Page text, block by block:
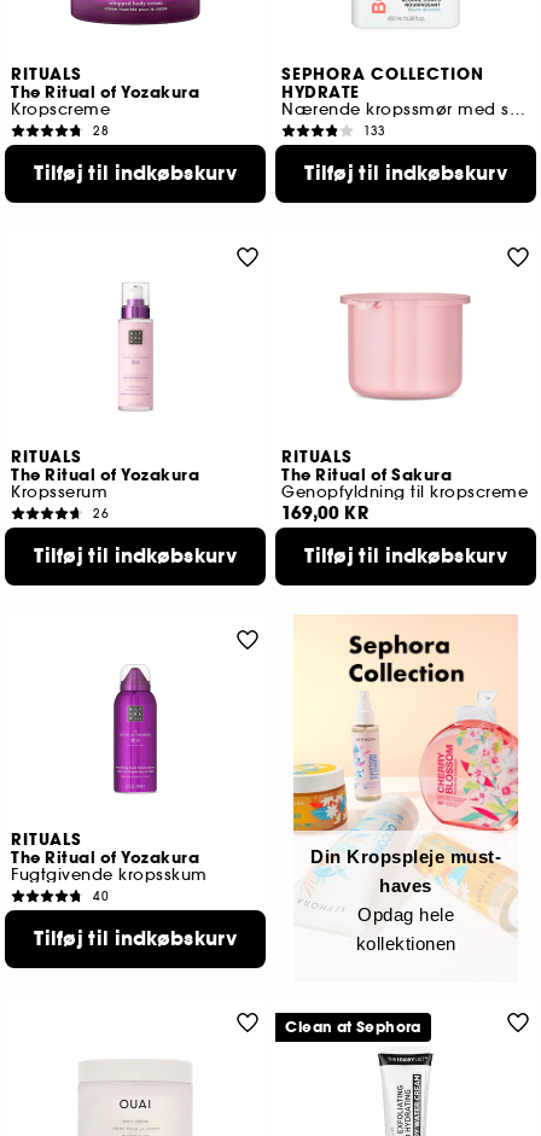
RITUALS
The Ritual of Yozakura
Kropscreme
28
Tilføj til indkøbskurv
SEPHORA COLLECTION
HYDRATE
Nærende kropssmør med sheasmør
133
Tilføj til indkøbskurv
RITUALS
The Ritual of Yozakura
Kropsserum
26
Tilføj til indkøbskurv
RITUALS
The Ritual of Sakura
Genopfyldning til kropscreme
169,00 KR
Tilføj til indkøbskurv
RITUALS
The Ritual of Yozakura
Fugtgivende kropsskum
40
Tilføj til indkøbskurv
Din Kropspleje must-
haves
Opdag hele
kollektionen
Clean at Sephora